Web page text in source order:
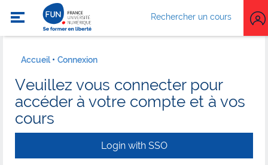
Rechercher un cours
Accueil Connexion
Veuillez vous connecter pour
accéder à votre compte et à vos
cours
Login with SSO